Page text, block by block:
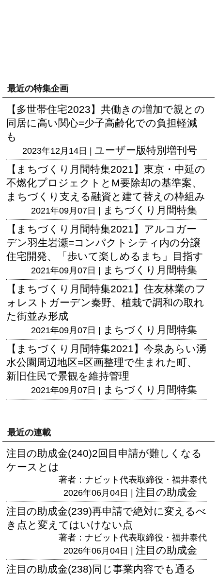
最近の特集企画
【多世帯住宅2023】共働きの増加で親との
同居に高い関心=少子高齢化での負担軽減
も
2023年12月14日 | ユーザー版特別増刊号
【まちづくり月間特集2021】東京・中延の
不燃化プロジェクトとM要除却の基準案、
まちづくり支える融資と建て替えの枠組み
2021年09月07日 | まちづくり月間特集
【まちづくり月間特集2021】アルコガー
デン羽生岩瀬=コンパクトシティ内の分譲
住宅開発、「歩いて楽しめるまち」目指す
2021年09月07日 | まちづくり月間特集
【まちづくり月間特集2021】住友林業のフ
ォレストガーデン秦野、植栽で調和の取れ
た街並み形成
2021年09月07日 | まちづくり月間特集
【まちづくり月間特集2021】今泉あらい湧
水公園周辺地区=区画整理で生まれた町、
新旧住民で景観を維持管理
2021年09月07日 | まちづくり月間特集
最近の連載
注目の助成金(240)2回目申請が難しくなる
ケースとは
著者：ナビット代表取締役・福井泰代
2026年06月04日 | 注目の助成金
注目の助成金(239)再申請で絶対に変えるべ
き点と変えてはいけない点
著者：ナビット代表取締役・福井泰代
2026年06月04日 | 注目の助成金
注目の助成金(238)同じ事業内容でも通る